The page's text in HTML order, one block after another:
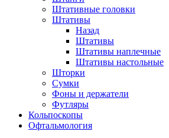
Штативные головки
Штативы
Назад
Штативы
Штативы наплечные
Штативы настольные
Шторки
Сумки
Фоны и держатели
Футляры
Кольпоскопы
Офтальмология